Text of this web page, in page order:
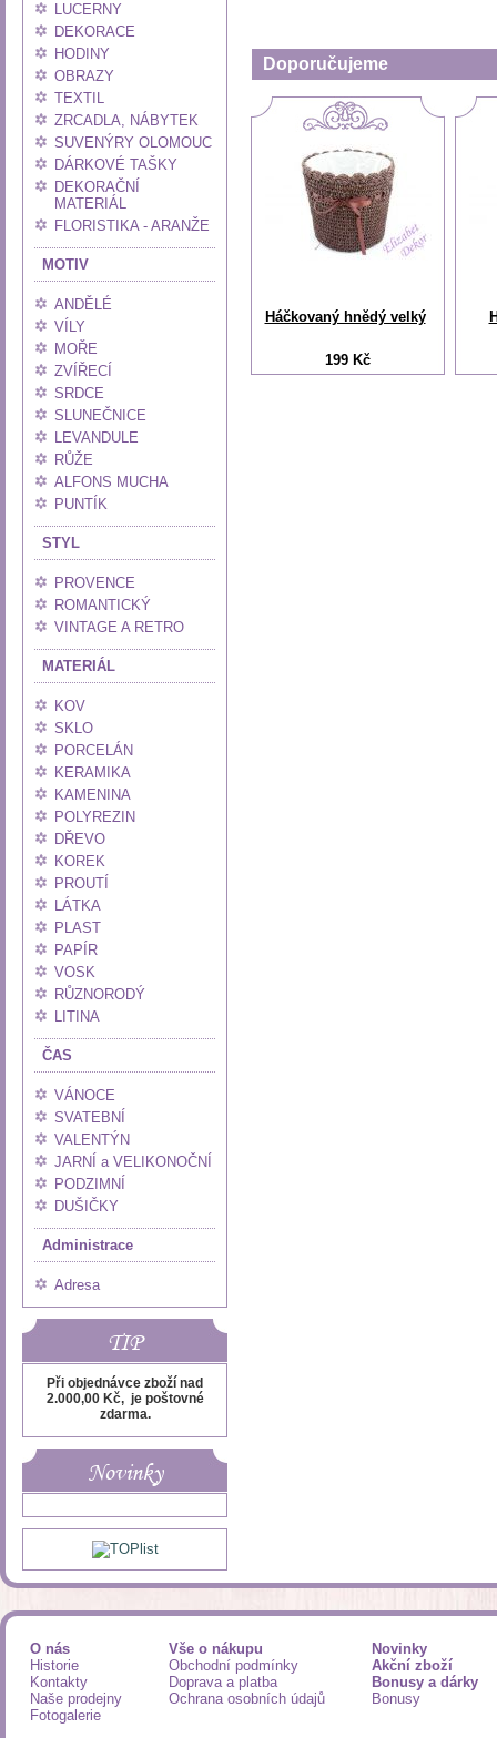
LUCERNY
DEKORACE
HODINY
OBRAZY
TEXTIL
ZRCADLA, NÁBYTEK
SUVENÝRY OLOMOUC
DÁRKOVÉ TAŠKY
DEKORAČNÍ
MATERIÁL
FLORISTIKA - ARANŽE
MOTIV
ANDĚLÉ
VÍLY
MOŘE
ZVÍŘECÍ
SRDCE
SLUNEČNICE
LEVANDULE
RŮŽE
ALFONS MUCHA
PUNTÍK
STYL
PROVENCE
ROMANTICKÝ
VINTAGE A RETRO
MATERIÁL
KOV
SKLO
PORCELÁN
KERAMIKA
KAMENINA
POLYREZIN
DŘEVO
KOREK
PROUTÍ
LÁTKA
PLAST
PAPÍR
VOSK
RŮZNORODÝ
LITINA
ČAS
VÁNOCE
SVATEBNÍ
VALENTÝN
JARNÍ a VELIKONOČNÍ
PODZIMNÍ
DUŠIČKY
Administrace
Adresa
TIP
Při objednávce zboží nad
2.000,00 Kč, je poštovné
zdarma.
Novinky
Doporučujeme
Háčkovaný hnědý velký
199 Kč
O nás
Historie
Kontakty
Naše prodejny
Fotogalerie
Vše o nákupu
Obchodní podmínky
Doprava a platba
Ochrana osobních údajů
Novinky
Akční zboží
Bonusy a dárky
Bonusy